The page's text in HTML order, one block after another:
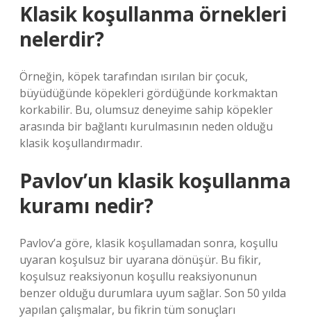
Klasik koşullanma örnekleri
nelerdir?
Örneğin, köpek tarafından ısırılan bir çocuk,
büyüdüğünde köpekleri gördüğünde korkmaktan
korkabilir. Bu, olumsuz deneyime sahip köpekler
arasında bir bağlantı kurulmasının neden olduğu
klasik koşullandırmadır.
Pavlov’un klasik koşullanma
kuramı nedir?
Pavlov’a göre, klasik koşullamadan sonra, koşullu
uyaran koşulsuz bir uyarana dönüşür. Bu fikir,
koşulsuz reaksiyonun koşullu reaksiyonunun
benzer olduğu durumlara uyum sağlar. Son 50 yılda
yapılan çalışmalar, bu fikrin tüm sonuçları